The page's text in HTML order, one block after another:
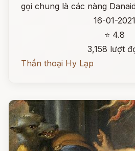
gọi chung là các nàng
16-01-2021
⭐ 4.8
3,158 lượt
Thần thoại Hy Lạp